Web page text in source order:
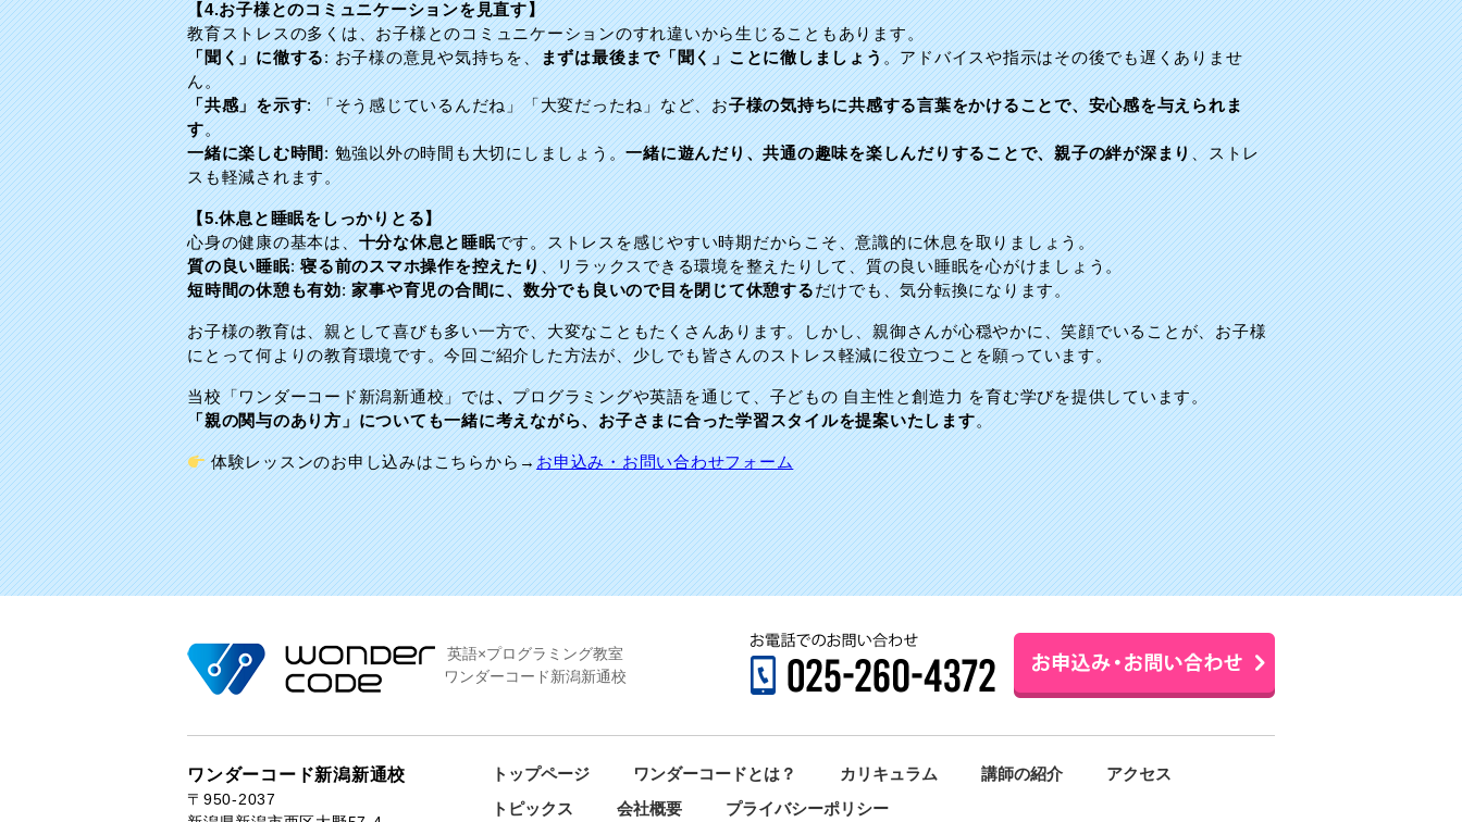
【4.お子様とのコミュニケーションを見直す】
教育ストレスの多くは、お子様とのコミュニケーションのすれ違いから生じることもあります。
「聞く」に徹する: お子様の意見や気持ちを、まずは最後まで「聞く」ことに徹しましょう。アドバイスや指示はその後でも遅くありませ
ん。
「共感」を示す: 「そう感じているんだね」「大変だったね」など、お子様の気持ちに共感する言葉をかけることで、安心感を与えられま
す。
一緒に楽しむ時間: 勉強以外の時間も大切にしましょう。一緒に遊んだり、共通の趣味を楽しんだりすることで、親子の絆が深まり、ストレ
スも軽減されます。
【5.休息と睡眠をしっかりとる】
心身の健康の基本は、十分な休息と睡眠です。ストレスを感じやすい時期だからこそ、意識的に休息を取りましょう。
質の良い睡眠:寝る前のスマホ操作を控えたり、リラックスできる環境を整えたりして、質の良い睡眠を心がけましょう。
短時間の休憩も有効:家事や育児の合間に、数分でも良いので目を閉じて休憩するだけでも、気分転換になります。
お子様の教育は、親として喜びも多い一方で、大変なこともたくさんあります。しかし、親御さんが心穏やかに、笑顔でいることが、お子様
にとって何よりの教育環境です。今回ご紹介した方法が、少しでも皆さんのストレス軽減に役立つことを願っています。
当校「ワンダーコード新潟新通校」では、プログラミングや英語を通じて、子どもの 自主性と創造力 を育む学びを提供しています。
「親の関与のあり方」についても一緒に考えながら、お子さまに合った学習スタイルを提案いたします。
体験レッスンのお申し込みはこちらから→お申込み・お問い合わせフォーム
英語×プログラミング教室
ワンダーコード新潟新通校
ワンダーコード新潟新通校
〒950-2037
トップページ ワンダーコードとは？ カリキュラム 講師の紹介
アクセス
トピックス
会社概要 プライバシーポリシー